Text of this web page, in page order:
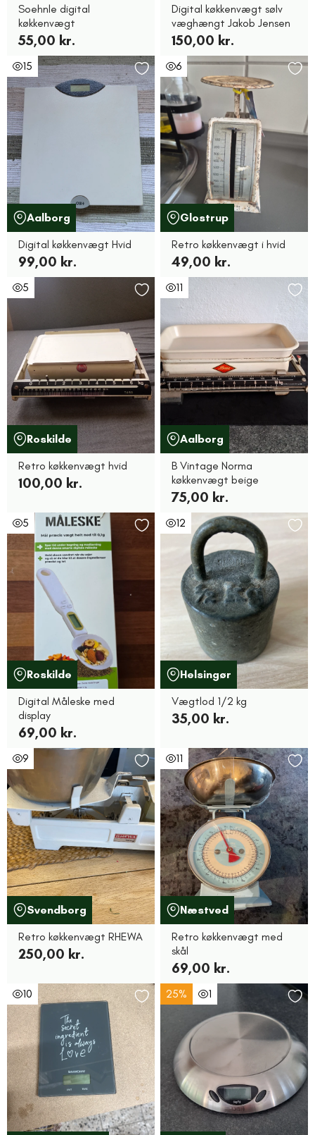
Soehnle digital
køkkenvægt
55,00 kr.
Digital køkkenvægt sølv
væghængt Jakob Jensen
150,00 kr.
15
Aalborg
Digital køkkenvægt Hvid
99,00 kr.
6
Glostrup
Retro køkkenvægt i hvid
49,00 kr.
5
Roskilde
Retro køkkenvægt hvid
100,00 kr.
11
Aalborg
B Vintage Norma
køkkenvægt beige
75,00 kr.
5
Roskilde
Digital Måleske med
display
69,00 kr.
12
Helsingør
Vægtlod 1/2 kg
35,00 kr.
9
Svendborg
Retro køkkenvægt RHEWA
250,00 kr.
11
Næstved
Retro køkkenvægt med
skål
69,00 kr.
10 25% 1